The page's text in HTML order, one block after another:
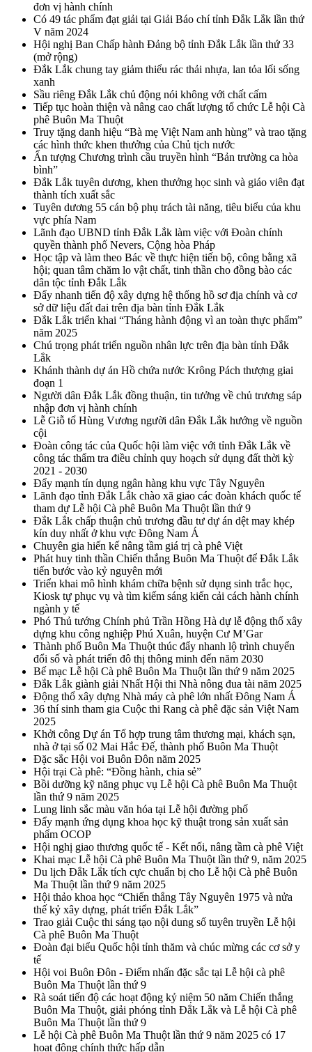
đơn vị hành chính
Có 49 tác phẩm đạt giải tại Giải Báo chí tỉnh Đắk Lắk lần thứ
V năm 2024
Hội nghị Ban Chấp hành Đảng bộ tỉnh Đắk Lắk lần thứ 33
(mở rộng)
Đắk Lắk chung tay giảm thiểu rác thải nhựa, lan tỏa lối sống
xanh
Sầu riêng Đắk Lắk chủ động nói không với chất cấm
Tiếp tục hoàn thiện và nâng cao chất lượng tổ chức Lễ hội Cà
phê Buôn Ma Thuột
Truy tặng danh hiệu “Bà mẹ Việt Nam anh hùng” và trao tặng
các hình thức khen thưởng của Chủ tịch nước
Ấn tượng Chương trình cầu truyền hình “Bản trường ca hòa
bình”
Đắk Lắk tuyên dương, khen thưởng học sinh và giáo viên đạt
thành tích xuất sắc
Tuyên dương 55 cán bộ phụ trách tài năng, tiêu biểu của khu
vực phía Nam
Lãnh đạo UBND tỉnh Đắk Lắk làm việc với Đoàn chính
quyền thành phố Nevers, Cộng hòa Pháp
Học tập và làm theo Bác về thực hiện tiến bộ, công bằng xã
hội; quan tâm chăm lo vật chất, tinh thần cho đồng bào các
dân tộc tỉnh Đắk Lắk
Đẩy nhanh tiến độ xây dựng hệ thống hồ sơ địa chính và cơ
sở dữ liệu đất đai trên địa bàn tỉnh Đắk Lắk
Đắk Lắk triển khai “Tháng hành động vì an toàn thực phẩm”
năm 2025
Chú trọng phát triển nguồn nhân lực trên địa bàn tỉnh Đắk
Lắk
Khánh thành dự án Hồ chứa nước Krông Pách thượng giai
đoạn 1
Người dân Đắk Lắk đồng thuận, tin tưởng về chủ trương sáp
nhập đơn vị hành chính
Lễ Giỗ tổ Hùng Vương người dân Đắk Lắk hướng về nguồn
cội
Đoàn công tác của Quốc hội làm việc với tỉnh Đắk Lắk về
công tác thẩm tra điều chỉnh quy hoạch sử dụng đất thời kỳ
2021 - 2030
Đẩy mạnh tín dụng ngân hàng khu vực Tây Nguyên
Lãnh đạo tỉnh Đắk Lắk chào xã giao các đoàn khách quốc tế
tham dự Lễ hội Cà phê Buôn Ma Thuột lần thứ 9
Đắk Lắk chấp thuận chủ trương đầu tư dự án dệt may khép
kín duy nhất ở khu vực Đông Nam Á
Chuyên gia hiến kế nâng tầm giá trị cà phê Việt
Phát huy tinh thần Chiến thắng Buôn Ma Thuột để Đắk Lắk
tiến bước vào kỷ nguyên mới
Triển khai mô hình khám chữa bệnh sử dụng sinh trắc học,
Kiosk tự phục vụ và tìm kiếm sáng kiến cải cách hành chính
ngành y tế
Phó Thủ tướng Chính phủ Trần Hồng Hà dự lễ động thổ xây
dựng khu công nghiệp Phú Xuân, huyện Cư M’Gar
Thành phố Buôn Ma Thuột thúc đẩy nhanh lộ trình chuyển
đổi số và phát triển đô thị thông minh đến năm 2030
Bế mạc Lễ hội Cà phê Buôn Ma Thuột lần thứ 9 năm 2025
Đắk Lắk giành giải Nhất Hội thi Nhà nông đua tài năm 2025
Động thổ xây dựng Nhà máy cà phê lớn nhất Đông Nam Á
36 thí sinh tham gia Cuộc thi Rang cà phê đặc sản Việt Nam
2025
Khởi công Dự án Tổ hợp trung tâm thương mại, khách sạn,
nhà ở tại số 02 Mai Hắc Đế, thành phố Buôn Ma Thuột
Đặc sắc Hội voi Buôn Đôn năm 2025
Hội trại Cà phê: “Đồng hành, chia sẻ”
Bồi dưỡng kỹ năng phục vụ Lễ hội Cà phê Buôn Ma Thuột
lần thứ 9 năm 2025
Lung linh sắc màu văn hóa tại Lễ hội đường phố
Đẩy mạnh ứng dụng khoa học kỹ thuật trong sản xuất sản
phẩm OCOP
Hội nghị giao thương quốc tế - Kết nối, nâng tầm cà phê Việt
Khai mạc Lễ hội Cà phê Buôn Ma Thuột lần thứ 9, năm 2025
Du lịch Đắk Lắk tích cực chuẩn bị cho Lễ hội Cà phê Buôn
Ma Thuột lần thứ 9 năm 2025
Hội thảo khoa học “Chiến thắng Tây Nguyên 1975 và nửa
thế kỷ xây dựng, phát triển Đắk Lắk”
Trao giải Cuộc thi sáng tạo nội dung số tuyên truyền Lễ hội
Cà phê Buôn Ma Thuột
Đoàn đại biểu Quốc hội tỉnh thăm và chúc mừng các cơ sở y
tế
Hội voi Buôn Đôn - Điểm nhấn đặc sắc tại Lễ hội cà phê
Buôn Ma Thuột lần thứ 9
Rà soát tiến độ các hoạt động kỷ niệm 50 năm Chiến thắng
Buôn Ma Thuột, giải phóng tỉnh Đắk Lắk và Lễ hội Cà phê
Buôn Ma Thuột lần thứ 9
Lễ hội Cà phê Buôn Ma Thuột lần thứ 9 năm 2025 có 17
hoạt động chính thức hấp dẫn